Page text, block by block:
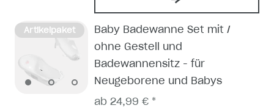
Artikelpaket
Baby Badewanne Set mit /
ohne Gestell und
Badewannensitz - für
Neugeborene und Babys
ab 24,99 € *